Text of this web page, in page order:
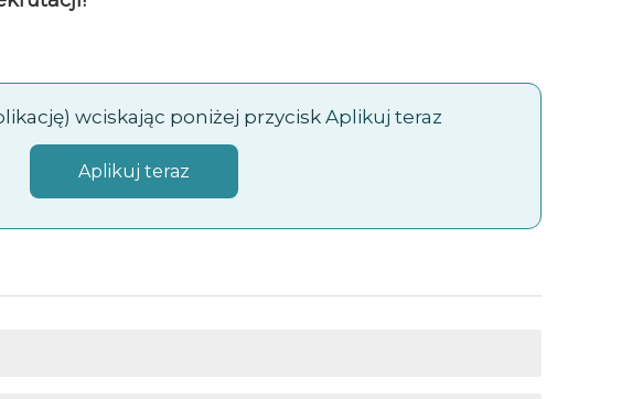
wciskając poniżej przyciskAplikuj teraz
Aplikuj teraz